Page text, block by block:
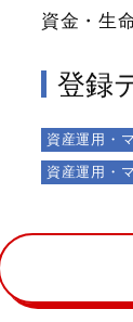
資金・生
登録
資産運用・
資産運用・